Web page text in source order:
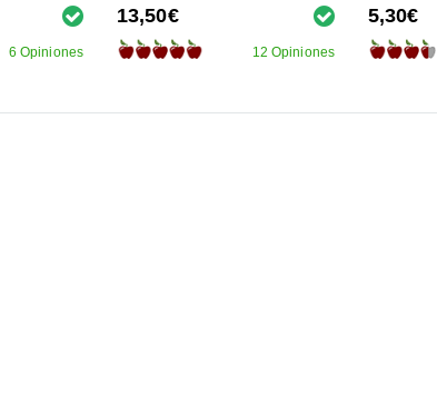
6 Opiniones
13,50€
12 Opiniones
5,30€